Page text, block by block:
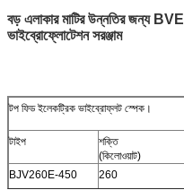
বড় এলাকার মাটির উন্নতির জন্য
ভাইব্রোফ্লোটেশন সরঞ্জাম
টপ ফিড ইলেকট্রিক ভাইব্রোফ্লট স্পেক।
টাইপ
শক্তি
(কিলোওয়াট)
BJV260E-450
260